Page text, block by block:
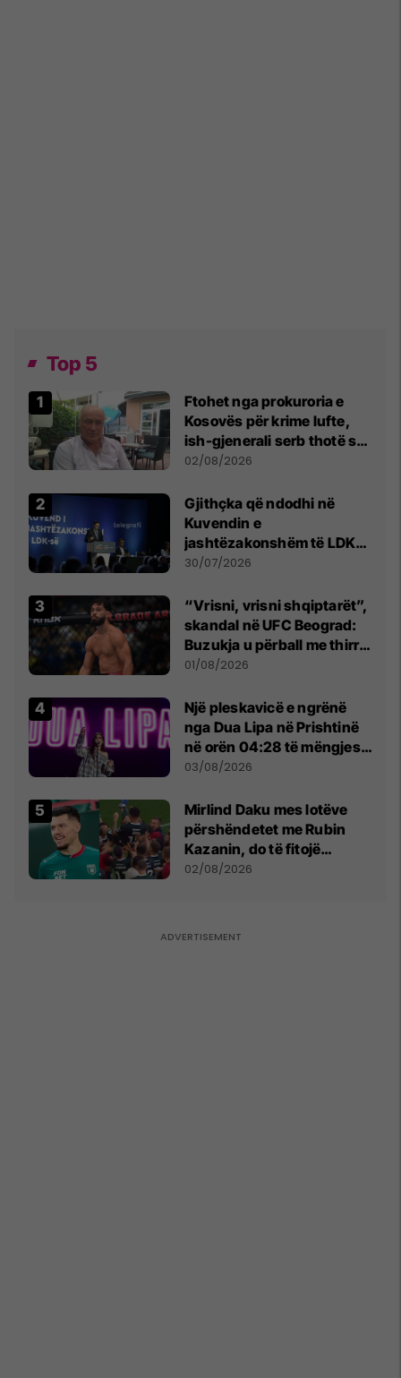
Top 5
Ftohet nga prokuroria e
Kosovës për krime lufte,
ish-gjenerali serb thotë se
dikush e tradhtoi në
02/08/2026
Gjithçka që ndodhi në
Kuvendin e
jashtëzakonshëm të LDK-
së
30/07/2026
“Vrisni, vrisni shqiptarët”,
skandal në UFC Beograd:
Buzukja u përball me thirrje
anti-shqiptare nga
01/08/2026
Një pleskavicë e ngrënë
nga Dua Lipa në Prishtinë
në orën 04:28 të mëngjesit
- dhe bota digjitale serbe
03/08/2026
Mirlind Daku mes lotëve
përshëndetet me Rubin
Kazanin, do të fitojë
miliona te Spartak Moska
02/08/2026